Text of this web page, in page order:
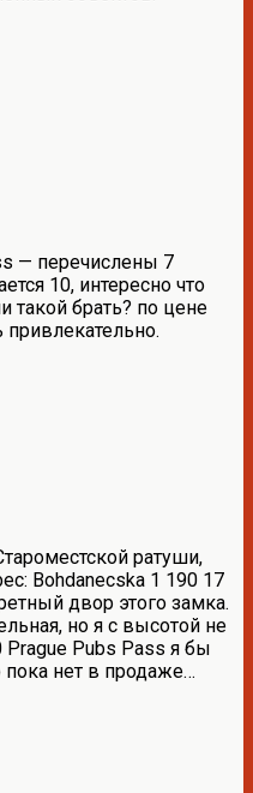
— перечислены 7
10, интересно что
такой брать? по цене
ратуши,
Bohdanecska 1 190 17
двор этого замка.
но я с высотой не
Prague Pubs Pass я бы
пока нет в продаже…